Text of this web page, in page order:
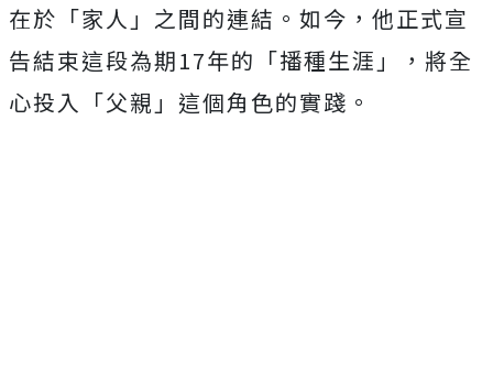
在於「家人」之間的連結。如今，他正式宣
告結束這段為期17年的「播種生涯」，將全
心投入「父親」這個角色的實踐。